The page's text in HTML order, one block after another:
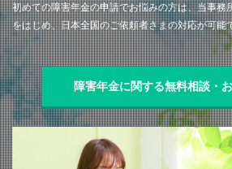
初めての障害年金の申請でお悩みの方は、当事務
をはじめ、日本全国のご依頼者さまの対応が可能
障害年金に関する無料相談・